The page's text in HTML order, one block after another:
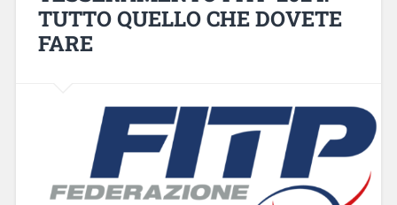
TUTTO QUELLO CHE DOVETE
FARE